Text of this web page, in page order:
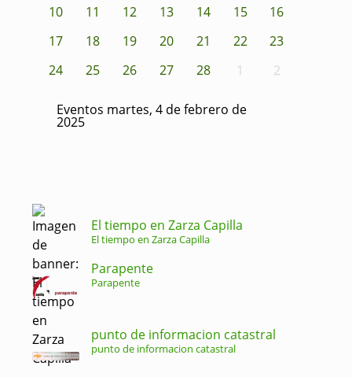
10
11 12 13 14 15
16
17
18 19 20 21 22
23
24
25 26 27 28 1 2
Eventos martes, 4 de febrero de
2025
El tiempo en Zarza Capilla
El tiempo en Zarza Capilla
Parapente
Parapente
punto de informacion catastral
punto de informacion catastral